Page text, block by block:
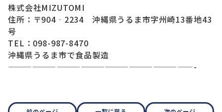
株式会社MIZUTOMI
住所：〒904‐2234 沖縄県うるま市字州崎13番地43
号
TEL：098-987-8470
沖縄県うるま市で食品製造
———————————————————————-